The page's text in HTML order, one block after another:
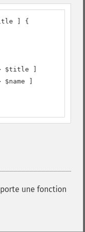
] {
$title ]
$name ]
une fonction